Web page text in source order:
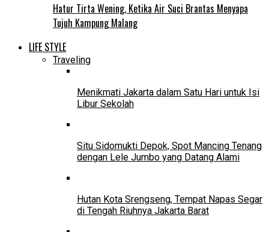
Hatur Tirta Wening, Ketika Air Suci Brantas Menyapa
Tujuh Kampung Malang
LIFE STYLE
Traveling
Menikmati Jakarta dalam Satu Hari untuk Isi
Libur Sekolah
Situ Sidomukti Depok, Spot Mancing Tenang
dengan Lele Jumbo yang Datang Alami
Hutan Kota Srengseng, Tempat Napas Segar
di Tengah Riuhnya Jakarta Barat